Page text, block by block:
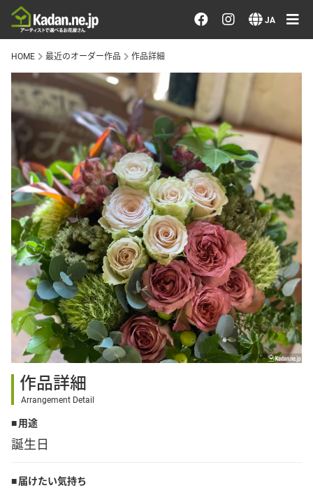
JA
お花を注文する・探す
おまかせ注文
最近のオーダー作品
アーティストで選ぶ
届けたい気持ちで選ぶ
会員メニュー
ログイン
会員登録
その他
HOME 最近のオーダー作品 作品詳細
作品詳細
Arrangement Detail
用途
誕生日
届けたい気持ち